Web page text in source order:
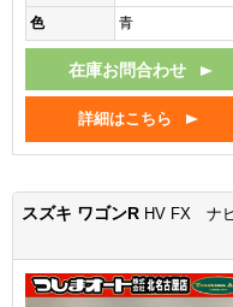
色
青
在庫お問合わせ
詳細はこちら
スズキ ワゴンR HV FX ナ